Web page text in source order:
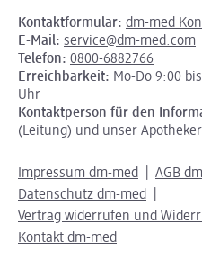
Kontaktformular: dm-med
E-Mail: service@dm-med.com
Telefon: 0800-6882766
Erreichbarkeit: Mo-Do 9:00
Uhr
Kontaktperson für den
(Leitung) und unser
Impressum dm-med
AGB
Datenschutz dm-med
Vertrag widerrufen und
Kontakt dm-med